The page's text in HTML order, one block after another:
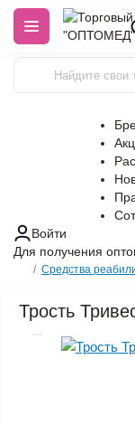
Войти
Для получения
Средства
Трость